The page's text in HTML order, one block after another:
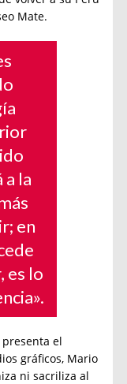
Mate.
la
en
es lo
el
gráficos, Mario
ni sacriliza al